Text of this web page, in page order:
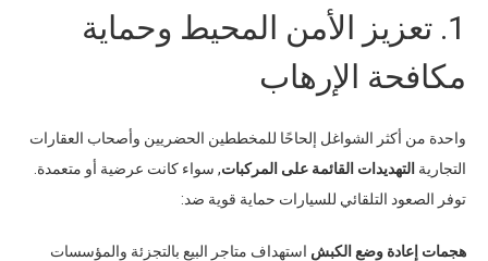
1. تعزيز الأمن المحيط وحماية
مكافحة الإرهاب
واحدة من أكثر الشواغل إلحاحًا للمخططين الحضريين وأصحاب العقارات
التجارية التهديدات القائمة على المركبات, سواء كانت عرضية أو متعمدة
توفر الصعود التلقائي للسيارات حماية قوية ضد:
هجمات إعادة وضع الكبش استهداف متاجر البيع بالتجزئة والمؤسسات